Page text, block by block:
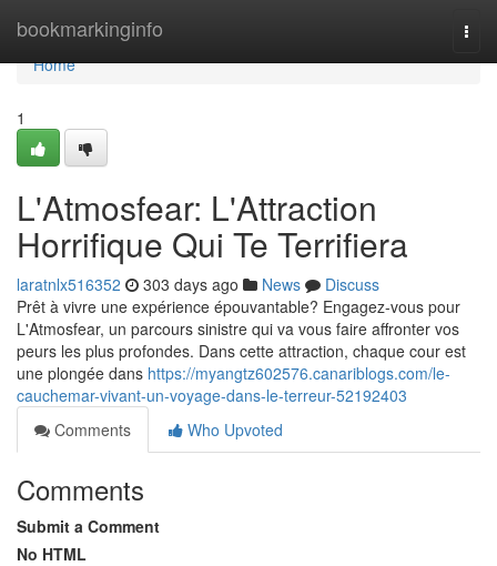
bookmarkinginfo
Home
Home
1
L'Atmosfear: L'Attraction
Horrifique Qui Te Terrifiera
laratnlx516352 303 days ago News
Discuss
Prêt à vivre une expérience épouvantable? Engagez-vous pour
L'Atmosfear, un parcours sinistre qui va vous faire affronter vos
peurs les plus profondes. Dans cette attraction, chaque cour est
une plongée dans https://myangtz602576.canariblogs.com/le-
cauchemar-vivant-un-voyage-dans-le-terreur-52192403
Comments
Who Upvoted
Comments
Submit a Comment
No HTML